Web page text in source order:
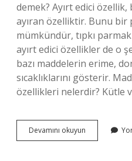
demek? Ayırt edici
ayıran özelliktir. Bunu
mümkündür, tıpkı
ayırt edici özellikler de o
bazı maddelerin erime,
sıcaklıklarını gösterir.
özellikleri nelerdir? Kütle
Devamını okuyun Maddeleri
Birbirinden